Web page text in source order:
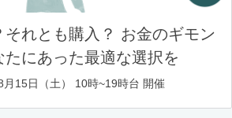
それとも購入？ お金のギモン
たにあった最適な選択を
15日（土） 10時~19時台 開催